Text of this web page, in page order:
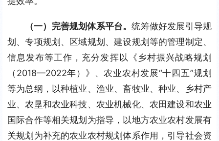
（一）完善规划体系平台。统筹做好发展引导规
划、专项规划、区域规划、建设规划等的管理制定、
信息发布等工作，充分发挥以《乡村振兴战略规划
（2018—2022年）》、农业农村发展“十四五”规划
等为总纲，以种植业、渔业、畜牧业、种业、乡村产
业、农垦和农业科技、农业机械化、农田建设和农业
国际合作等相关规划为指导，以地方农业农村发展有
关规划为补充的农业农村规划体系作用，引导社会资